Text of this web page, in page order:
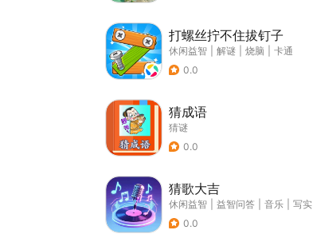
打螺丝拧不住拔钉子
休闲益智 解谜 烧脑
卡通
0.0
猜成语
猜谜
0.0
猜歌大吉
休闲益智 益智问答 音乐
写实
0.0